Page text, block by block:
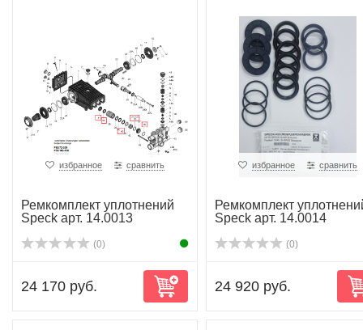
избранное сравнить
Ремкомплект уплотнений
Speck арт. 14.0013
(0)
24 170 руб.
избранное сравнить
Ремкомплект
Speck арт. 14.0014
(0)
24 920 руб.